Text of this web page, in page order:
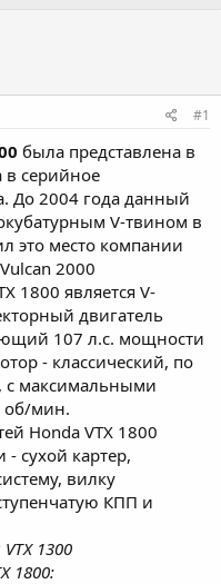
#1
была представлена в
в серийное
До 2004 года данный
V-твином в
это место компании
2000
1800 является V-
двигатель
107 л.с. мощности
- классический, по
с максимальными
об/мин.
Honda VTX 1800
- сухой картер,
вилку
КПП и
1300
1800: